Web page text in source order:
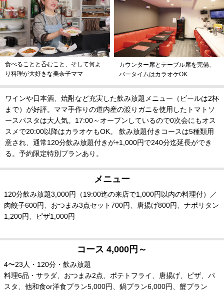
食べることと呑むこと、そして何よ
り料理が大好きな美奈子ママ
カウンター席とテーブル席を完備、
バータイムはカラオケOK
ワインや日本酒、焼酎など充実した飲み放題メニュー（ビールは2杯
まで）が好評。ママ手作りの道内産の渡りガニを使用したトマトソ
ースパスタは大人気。17:00～オープンしているので0次会にもオス
スメで20:00以降はカラオケもOK。 飲み放題付きコースは5種類用
意され、通常120分飲み放題付きが+1,000円で240分迄延長ができ
る。予約限定特別プランあり。
メニュー
120分飲み放題3,000円（19:00迄の来店で1,000円以内の料理付）／
肉餃子600円、おつまみ3点セット700円、唐揚げ800円、ナポリタン
1,200円、ピザ1,000円
コース 4,000円～
4〜23人・120分・飲み放題
料理6品・サラダ、おつまみ2点、ポテトフライ、唐揚げ、ピザ、パ
スタ、他和食or洋食プラン5,000円、鍋プラン6,000円、蟹プラン